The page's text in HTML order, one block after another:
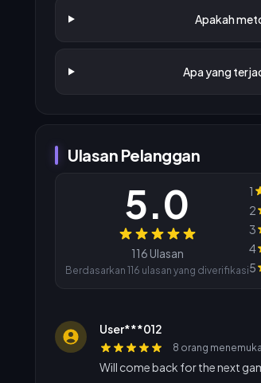
Apakah
Apa yang
Ulasan Pelanggan
5.0
116 Ulasan
Berdasarkan 116 ulasan yang diverifikasi
1
2
3
4
5
User***012
8 orang
Will come back for the next